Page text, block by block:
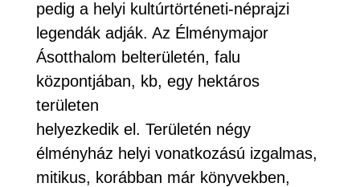
pedig a helyi kultúrtörténeti-néprajzi
legendák adják. Az Élménymajor
Ásotthalom belterületén, falu
központjában, kb, egy hektáros
területen
helyezkedik el. Területén négy
élményház helyi vonatkozású izgalmas,
mitikus, korábban már könyvekben,